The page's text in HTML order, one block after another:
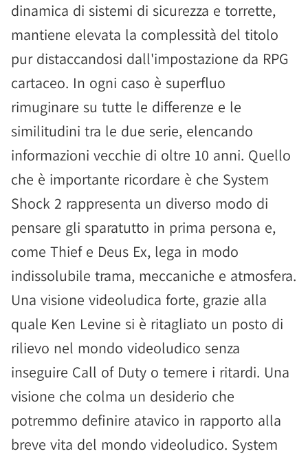
dinamica di sistemi di sicurezza e torrette,
mantiene elevata la complessità del titolo
pur distaccandosi dall'impostazione da RPG
cartaceo. In ogni caso è superfluo
rimuginare su tutte le differenze e le
similitudini tra le due serie, elencando
informazioni vecchie di oltre 10 anni. Quello
che è importante ricordare è che System
Shock 2 rappresenta un diverso modo di
pensare gli sparatutto in prima persona e,
come Thief e Deus Ex, lega in modo
indissolubile trama, meccaniche e atmosfera.
Una visione videoludica forte, grazie alla
quale Ken Levine si è ritagliato un posto di
rilievo nel mondo videoludico senza
inseguire Call of Duty o temere i ritardi. Una
visione che colma un desiderio che
potremmo definire atavico in rapporto alla
breve vita del mondo videoludico. System